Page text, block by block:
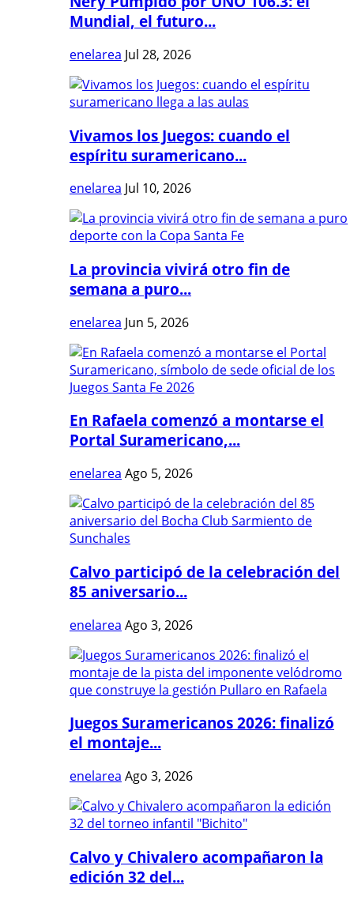
Mundial, el futuro...
enelarea Jul 28, 2026
Vivamos los Juegos: cuando el
espíritu suramericano...
enelarea Jul 10, 2026
La provincia vivirá otro fin de
semana a puro...
enelarea Jun 5, 2026
En Rafaela comenzó a montarse el
Portal Suramericano,...
enelarea Ago 5, 2026
Calvo participó de la celebración del
85 aniversario...
enelarea Ago 3, 2026
Juegos Suramericanos 2026: finalizó
el montaje...
enelarea Ago 3, 2026
Calvo y Chivalero acompañaron la
edición 32 del...